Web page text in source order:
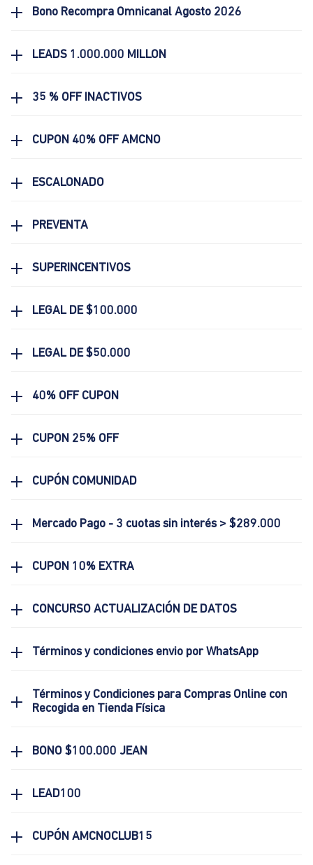
Bono Recompra Omnicanal Agosto 2026
LEADS 1.000.000 MILLON
35 % OFF INACTIVOS
CUPON 40% OFF AMCNO
ESCALONADO
PREVENTA
SUPERINCENTIVOS
LEGAL DE $100.000
LEGAL DE $50.000
40% OFF CUPON
CUPON 25% OFF
CUPÓN COMUNIDAD
Mercado Pago - 3 cuotas sin interés > $289.000
CUPON 10% EXTRA
CONCURSO ACTUALIZACIÓN DE DATOS
Términos y condiciones envio por WhatsApp
Términos y Condiciones para Compras Online con
Recogida en Tienda Física
BONO $100.000 JEAN
LEAD100
CUPÓN AMCNOCLUB15